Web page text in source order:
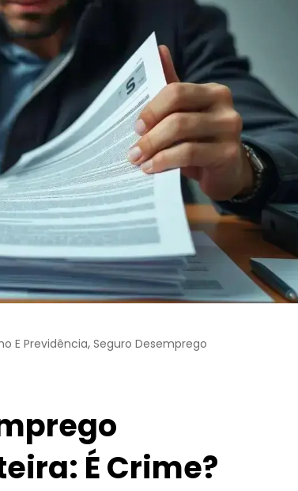
E Previdência, Seguro Desemprego
É Crime?